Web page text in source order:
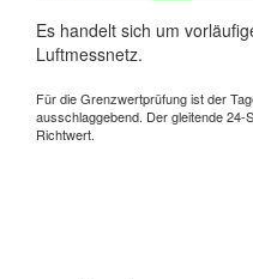
Es handelt sich um
Luftmessnetz.
Für die Grenzwertprüfung ist der
ausschlaggebend. Der gleitende
Richtwert.